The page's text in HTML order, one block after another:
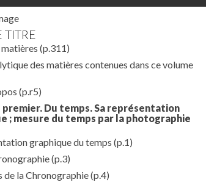
TITRE
(p.311)
des matières contenues dans ce volume
(p.r5)
Du temps. Sa représentation
; mesure du temps par la photographie
graphique du temps (p.1)
(p.3)
de la Chronographie(p.4)